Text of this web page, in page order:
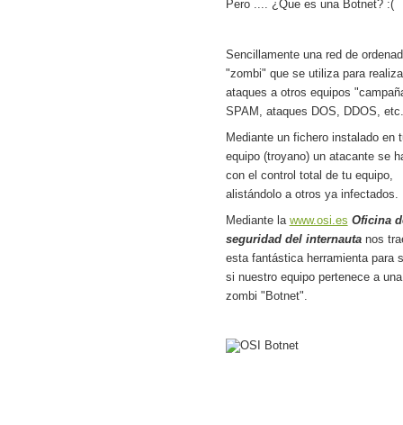
Pero .... ¿Que es una Botnet? :(
Sencillamente una red de
"zombi" que se utiliza para
ataques a otros equipos
SPAM, ataques DOS, DDOS,
Mediante un fichero instalado en
equipo (troyano) un atacante se
con el control total de tu equipo,
alistándolo a otros ya infectados.
Mediante la www.osi.es Oficina
seguridad del internautanos
esta fantástica herramienta para
si nuestro equipo pertenece a
zombi "Botnet".